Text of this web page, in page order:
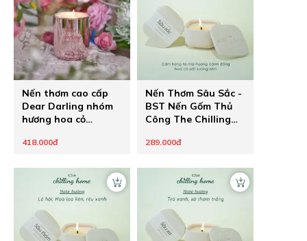
Nến thơm cao cấp
Dear Darling nhóm
hương hoa cỏ
Chilling Home
418.000đ
Nến Thơm Sâu Sắc -
BST Nến Gốm Thủ
Công The Chilling
289.000đ